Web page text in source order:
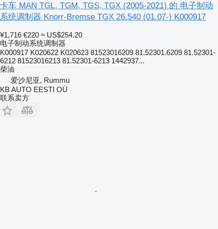
卡车 MAN TGL, TGM, TGS, TGX (2005-2021) 的 电子制动
系统调制器 Knorr-Bremse TGX 26.540 (01.07-) K000917
¥1,716 €220 ≈ US$254.20
电子制动系统调制器
K000917 K020622 K020623 81523016209 81.52301.6209 81.52301-
6212 81523016213 81.52301-6213 1442937...
柴油
爱沙尼亚, Rummu
KB AUTO EESTI OÜ
联系卖方